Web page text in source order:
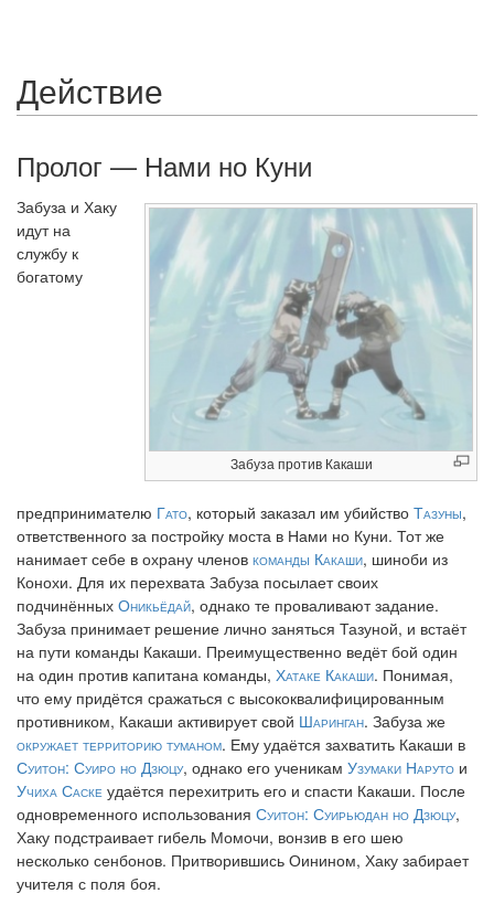
Действие
Пролог — Нами но Куни
Забуза против Какаши
Забуза и Хаку
идут на
службу к
богатому
предпринимателю Гато, который заказал им убийство Тазуны,
ответственного за постройку моста в Нами но Куни. Тот же
нанимает себе в охрану членов команды Какаши, шиноби из
Конохи. Для их перехвата Забуза посылает своих
подчинённых Оникьёдай, однако те проваливают задание.
Забуза принимает решение лично заняться Тазуной, и встаёт
на пути команды Какаши. Преимущественно ведёт бой один
на один против капитана команды, Хатаке Какаши. Понимая,
что ему придётся сражаться с высококвалифицированным
противником, Какаши активирует свой Шаринган. Забуза же
окружает территорию туманом. Ему удаётся захватить Какаши в
Суитон: Суиро но Дзюцу, однако его ученикам Узумаки Наруто и
Учиха Саске удаётся перехитрить его и спасти Какаши. После
одновременного использования Суитон: Суирьюдан но Дзюцу,
Хаку подстраивает гибель Момочи, вонзив в его шею
несколько сенбонов. Притворившись Оинином, Хаку забирает
учителя с поля боя.